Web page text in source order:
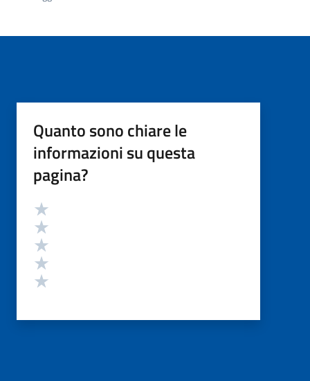
Quanto sono chiare le
informazioni su questa
pagina?
Valutazione